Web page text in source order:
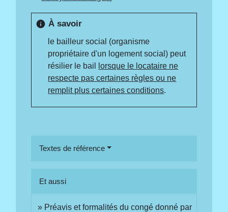
info À savoir
le bailleur social (organisme
propriétaire d'un logement social) peut
résilier le bail
lorsque le locataire ne
respecte pas certaines règles ou ne
remplit plus certaines conditions.
Textes de référence
Et aussi
Préavis et formalités du congé donné par